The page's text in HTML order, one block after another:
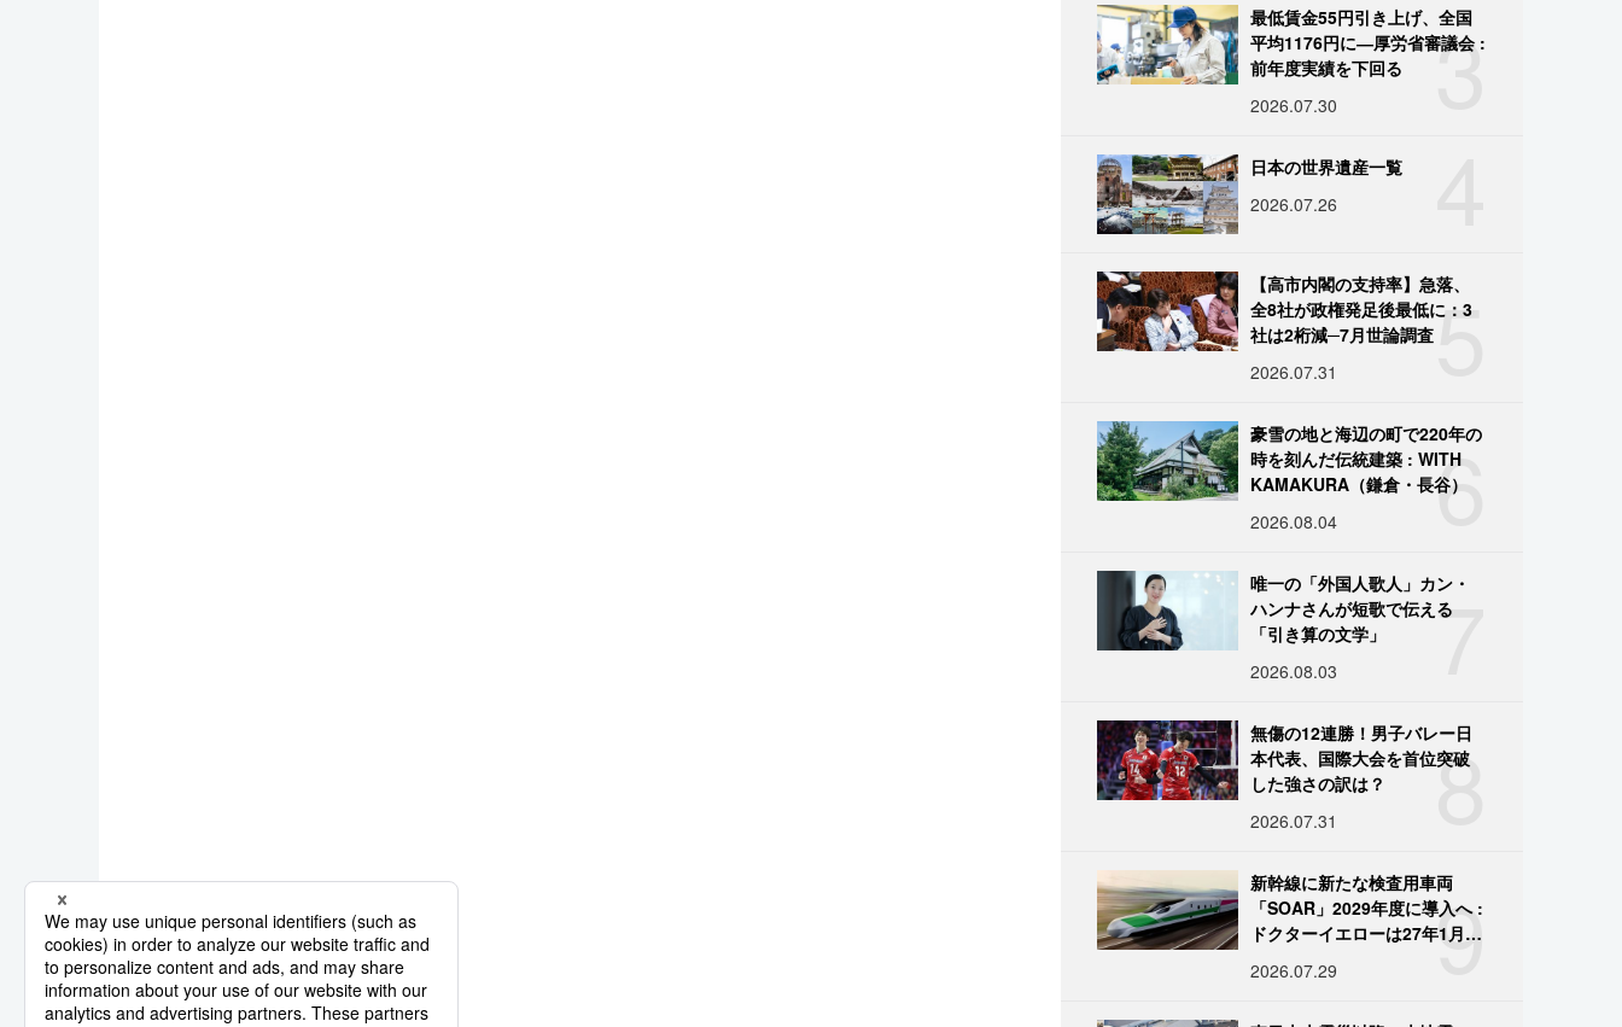
3
最低賃金55円引き上げ、全国
平均1176円に―厚労省審議会 :
前年度実績を下回る
2026.07.30
日本の世界遺産一覧
2026.07.26
5
【高市内閣の支持率】急落、
全8社が政権発足後最低に：3
社は2桁減─7月世論調査
2026.07.31
6
豪雪の地と海辺の町で220年の
時を刻んだ伝統建築 : WITH
KAMAKURA（鎌倉・長谷）
2026.08.04
7
唯一の「外国人歌人」カン・
ハンナさんが短歌で伝える
「引き算の文学」
2026.08.03
8
無傷の12連勝！男子バレー日
本代表、国際大会を首位突破
した強さの訳は？
2026.07.31
9
新幹線に新たな検査用車両
「SOAR」2029年度に導入へ :
ドクターイエローは27年1月に
2026.07.29